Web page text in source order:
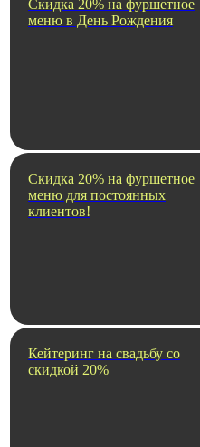
Скидка 20% на фуршетное
меню в День Рождения
Скидка 20% на фуршетное
меню для постоянных
клиентов!
Кейтеринг на свадьбу со
скидкой 20%